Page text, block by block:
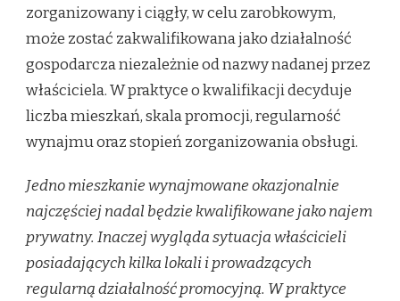
zorganizowany i ciągły, w celu zarobkowym,
może zostać zakwalifikowana jako działalność
gospodarcza niezależnie od nazwy nadanej przez
właściciela. W praktyce o kwalifikacji decyduje
liczba mieszkań, skala promocji, regularność
wynajmu oraz stopień zorganizowania obsługi.
Jedno mieszkanie wynajmowane okazjonalnie
najczęściej nadal będzie kwalifikowane jako najem
prywatny. Inaczej wygląda sytuacja właścicieli
posiadających kilka lokali i prowadzących
regularną działalność promocyjną. W praktyce